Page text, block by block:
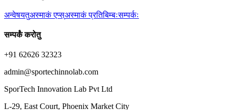
अन्वेषयतुअस्माकं एप्स्अस्माकं प्रतिबिम्बःसम्पर्कः
सम्पर्कं करोतु
+91 62626 32323
admin@sportechinnolab.com
SporTech Innovation Lab Pvt Ltd
L-29, East Court, Phoenix Market City